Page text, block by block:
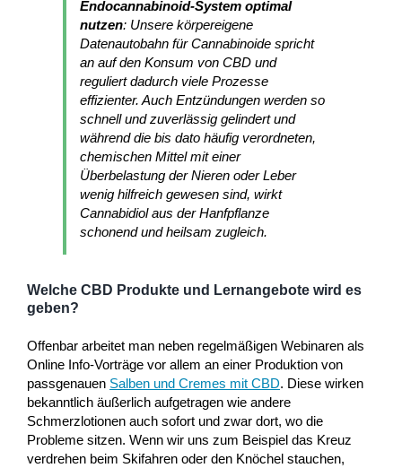
Endocannabinoid-System optimal
nutzen: Unsere körpereigene
Datenautobahn für Cannabinoide spricht
an auf den Konsum von CBD und
reguliert dadurch viele Prozesse
effizienter. Auch Entzündungen werden so
schnell und zuverlässig gelindert und
während die bis dato häufig verordneten,
chemischen Mittel mit einer
Überbelastung der Nieren oder Leber
wenig hilfreich gewesen sind, wirkt
Cannabidiol aus der Hanfpflanze
schonend und heilsam zugleich.
Welche CBD Produkte und Lernangebote wird es
geben?
Offenbar arbeitet man neben regelmäßigen Webinaren als
Online Info-Vorträge vor allem an einer Produktion von
passgenauen Salben und Cremes mit CBD. Diese wirken
bekanntlich äußerlich aufgetragen wie andere
Schmerzlotionen auch sofort und zwar dort, wo die
Probleme sitzen. Wenn wir uns zum Beispiel das Kreuz
verdrehen beim Skifahren oder den Knöchel stauchen,